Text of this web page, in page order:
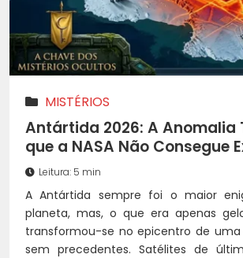
MISTÉRIOS
Antártida 2026: A Anomalia
que a NASA Não Consegue
Leitura: 5 min
A Antártida sempre foi o maior
planeta, mas, o que era apenas
transformou-se no epicentro de
sem precedentes. Satélites de